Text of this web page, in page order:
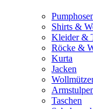
Shirts &
Kleider &
Röcke &
Kurta
Jacken
Taschen